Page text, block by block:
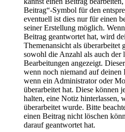
Beitrag“-Symbol für den
eventuell ist dies nur für einen
seiner Erstellung möglich.
Beitrag geantwortet hat, wird
Themenansicht als überarbeitet
sowohl die Anzahl als auch der
Bearbeitungen angezeigt.
wenn noch niemand auf deinen
wenn ein Administrator oder
überarbeitet hat. Diese können
halten, eine Notiz hinterlassen,
überarbeitet wurde. Bitte
einen Beitrag nicht löschen
darauf geantwortet hat.